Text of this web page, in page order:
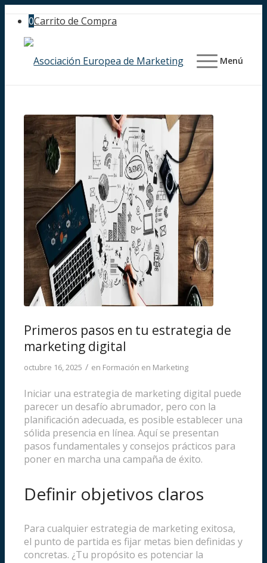
0Carrito de Compra
Menú
Primeros pasos en tu estrategia de
marketing digital
octubre 16, 2025 / en Formación en Marketing
Iniciar una estrategia de marketing digital puede
parecer un desafío abrumador, pero con la
planificación adecuada, es posible establecer una
sólida presencia en línea. Aquí se presentan
pasos fundamentales y consejos prácticos para
poner en marcha una campaña de éxito.
Definir objetivos claros
Para cualquier estrategia de marketing exitosa,
el punto de partida es fijar metas bien definidas y
concretas. ¿Tu propósito es potenciar la